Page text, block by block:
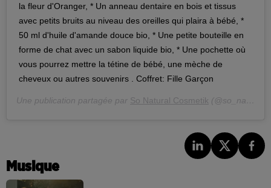
la fleur d'Oranger, * Un anneau dentaire en bois et tissus
avec petits bruits au niveau des oreilles qui plaira à bébé, *
50 ml d'huile d'amande douce bio, * Une petite bouteille en
forme de chat avec un sabon liquide bio, * Une pochette où
vous pourrez mettre la tétine de bébé, une mèche de
cheveux ou autres souvenirs . Coffret: Fille Garçon
Une publication partagée par So Natural Cosmetik (@so_natural_cosmetik) le
Musique